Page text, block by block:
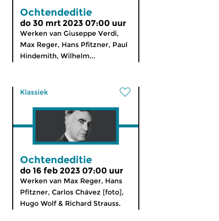
Ochtendeditie
do 30 mrt 2023 07:00 uur
Werken van Giuseppe Verdi,
Max Reger, Hans Pfitzner, Paul
Hindemith, Wilhelm...
Klassiek
Ochtendeditie
do 16 feb 2023 07:00 uur
Werken van Max Reger, Hans
Pfitzner, Carlos Chávez [foto],
Hugo Wolf & Richard Strauss.